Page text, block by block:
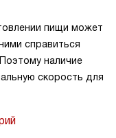
пищи может
справиться
наличие
скорость для